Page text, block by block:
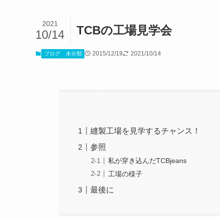
TCBの工場見学会
2021
10/14
ブログ 未分類 2015/12/19 2021/10/14
縫製工場を見学するチャンス！
参照
私が穿き込んだTCBjeans
工場の様子
最後に